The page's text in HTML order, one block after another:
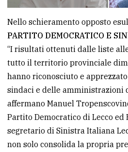
Nello schieramento opposto
PARTITO DEMOCRATICO E
“I risultati ottenuti dalle liste
tutto il territorio provinciale
hanno riconosciuto e
sindaci e delle amministrazioni
affermano Manuel
Partito Democratico di Lecco ed
segretario di Sinistra Italiana
non solo consolida la propria